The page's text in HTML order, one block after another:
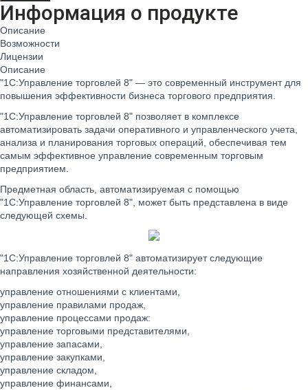
Информация о продукте
Описание
Возможности
Лицензии
Описание
"1С:Управление торговлей 8" — это современный инструмент для
повышения эффективности бизнеса торгового предприятия.
"1С:Управление торговлей 8" позволяет в комплексе
автоматизировать задачи оперативного и управленческого учета,
анализа и планирования торговых операций, обеспечивая тем
самым эффективное управление современным торговым
предприятием.
Предметная область, автоматизируемая с помощью
"1С:Управление торговлей 8", может быть представлена в виде
следующей схемы.
"1С:Управление торговлей 8" автоматизирует следующие
направления хозяйственной деятельности:
управление отношениями с клиентами,
управление правилами продаж,
управление процессами продаж:
управление торговыми представителями,
управление запасами,
управление закупками,
управление складом,
управление финансами,